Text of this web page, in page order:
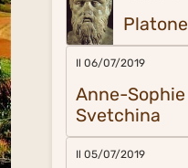
Platone
Il 06/07/2019
Anne-Sophie
Svetchina
Il 05/07/2019